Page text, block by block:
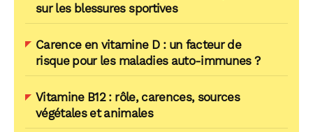
sur les blessures sportives
Carence en vitamine D : un facteur de
risque pour les maladies auto-immunes ?
Vitamine B12 : rôle, carences, sources
végétales et animales